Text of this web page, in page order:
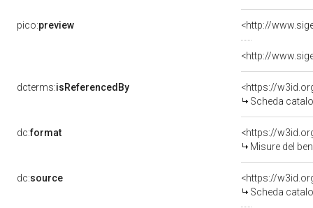
pico:preview
dcterms:isReferencedBy
<https://
Scheda
dc:format
<https://
Misure del
dc:source
<https://
Scheda